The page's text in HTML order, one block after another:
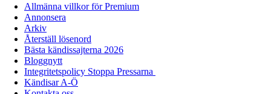
Allmänna villkor för Premium
Annonsera
Arkiv
Återställ lösenord
Bästa kändissajterna 2026
Bloggnytt
Integritetspolicy Stoppa Pressarna
Kändisar A-Ö